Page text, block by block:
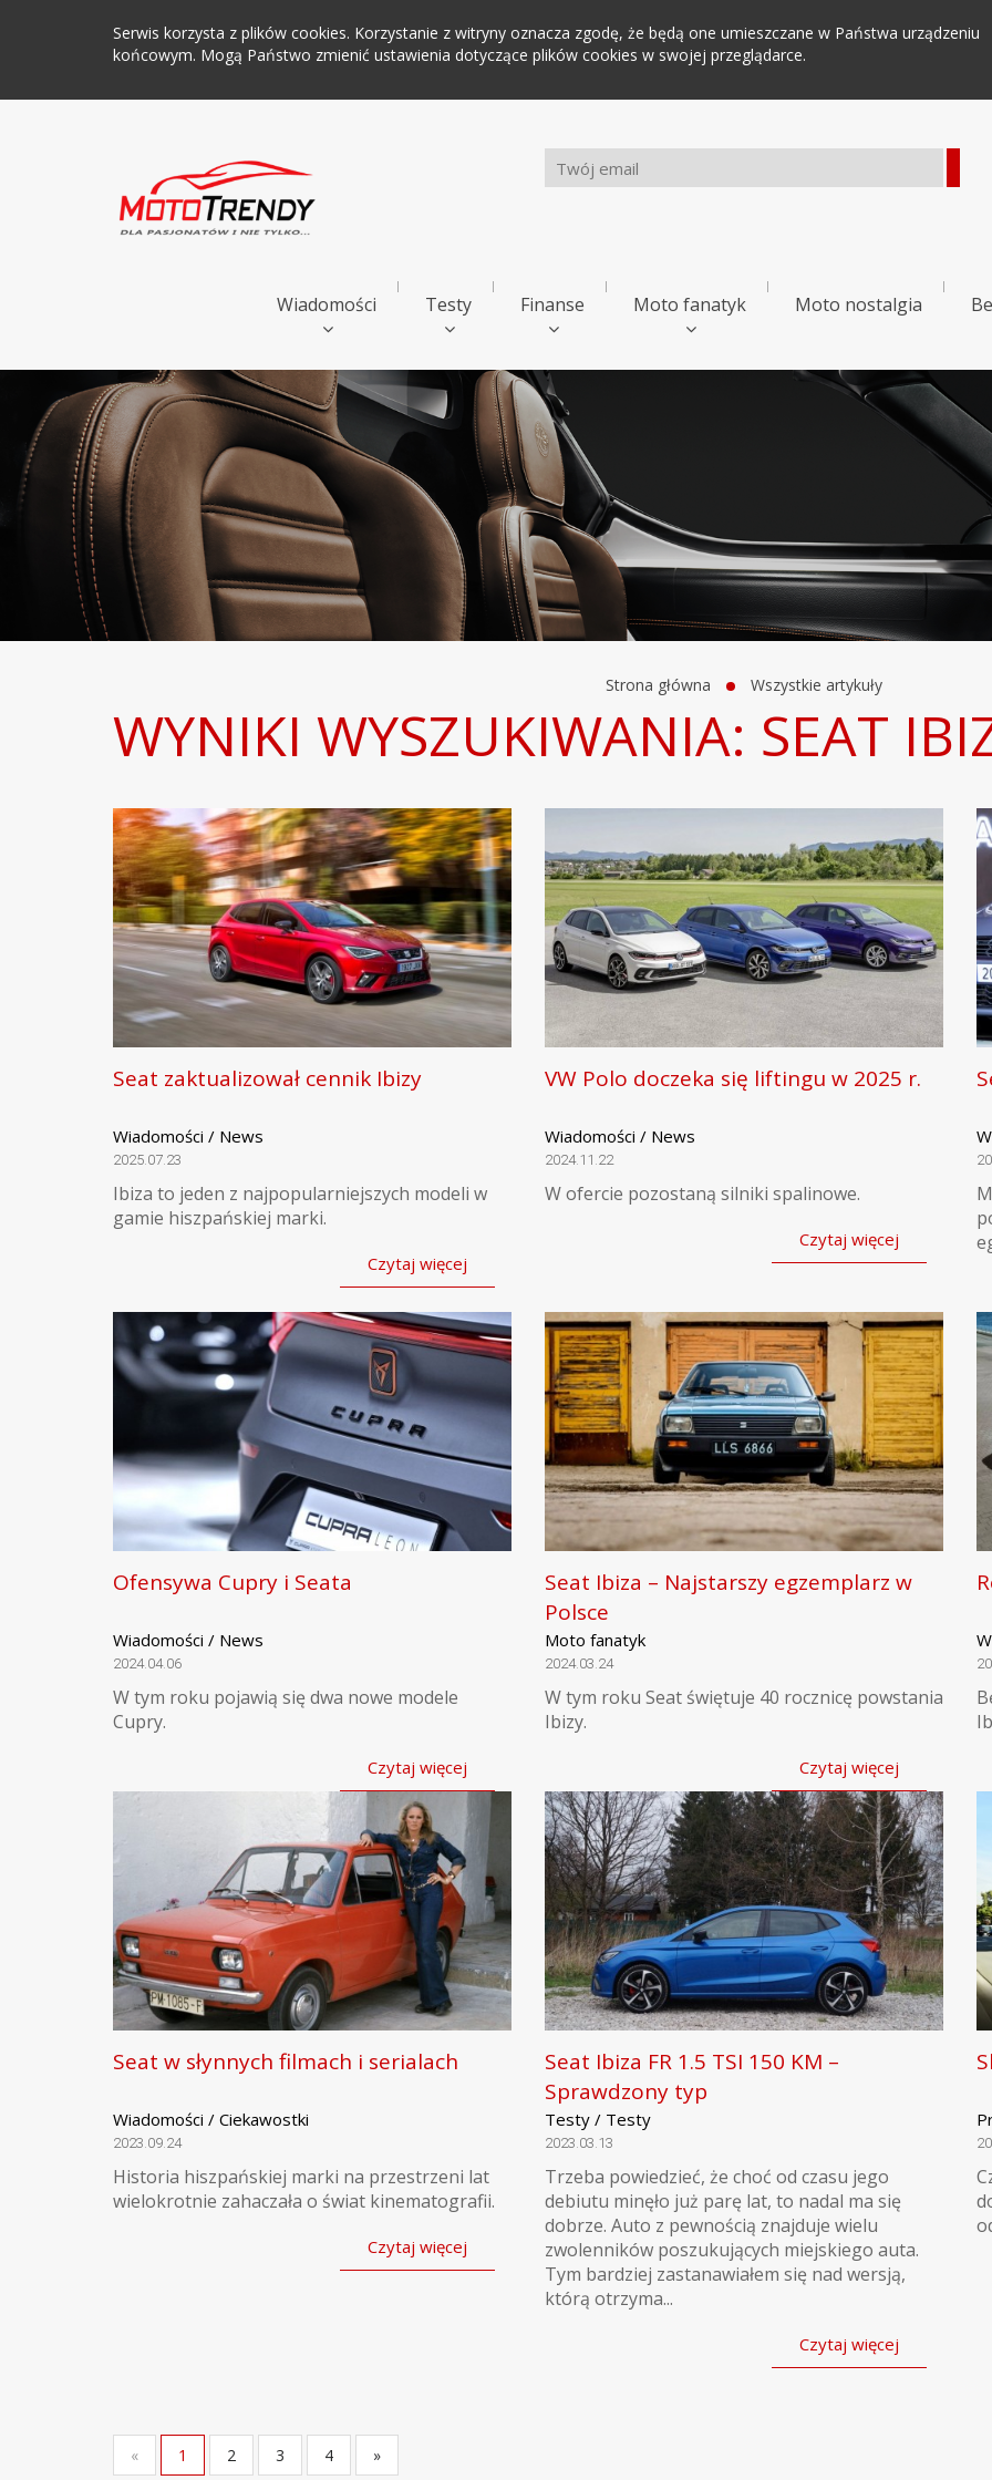
Serwis korzysta z plików cookies. Korzystanie z witryny oznacza zgodę, że będą one umieszczane w Państwa urządzeniu
końcowym. Mogą Państwo zmienić ustawienia dotyczące plików cookies w swojej przeglądarce.
Wiadomości Testy Finanse Moto fanatyk Moto nostalgia
Strona główna Wszystkie artykuły
WYNIKI WYSZUKIWANIA: SEAT
Seat zaktualizował cennik Ibizy
Wiadomości / News
2025.07.23
Ibiza to jeden z najpopularniejszych modeli w
gamie hiszpańskiej marki.
Czytaj więcej
VW Polo doczeka się liftingu w 2025 r.
Wiadomości / News
2024.11.22
W ofercie pozostaną silniki spalinowe.
Czytaj więcej
Ofensywa Cupry i Seata
Wiadomości / News
2024.04.06
W tym roku pojawią się dwa nowe modele
Cupry.
Czytaj więcej
Seat Ibiza – Najstarszy egzemplarz w
Polsce
Moto fanatyk
2024.03.24
W tym roku Seat świętuje 40 rocznicę powstania
Ibizy.
Czytaj więcej
Seat w słynnych filmach i serialach
Wiadomości / Ciekawostki
2023.09.24
Historia hiszpańskiej marki na przestrzeni lat
wielokrotnie zahaczała o świat kinematografii.
Czytaj więcej
Seat Ibiza FR 1.5 TSI 150 KM –
Sprawdzony typ
Testy / Testy
2023.03.13
Trzeba powiedzieć, że choć od czasu jego
debiutu minęło już parę lat, to nadal ma się
dobrze. Auto z pewnością znajduje wielu
zwolenników poszukujących miejskiego auta.
Tym bardziej zastanawiałem się nad wersją,
którą otrzyma...
Czytaj więcej
« 1 2 3 4 »